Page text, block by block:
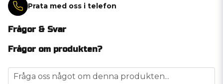
Prata med oss i telefon
Frågor & Svar
Frågor om produkten?
question
Fråga oss något om denna produkten...